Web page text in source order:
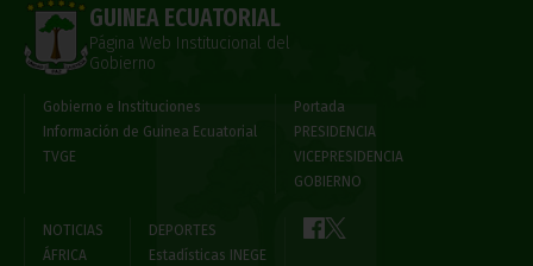
GUINEA ECUATORIAL
Página Web Institucional del
Gobierno
Gobierno e Instituciones
Información de Guinea Ecuatorial
TVGE
Portada
PRESIDENCIA
VICEPRESIDENCIA
GOBIERNO
NOTICIAS
ÁFRICA
DEPORTES
Estadísticas INEGE